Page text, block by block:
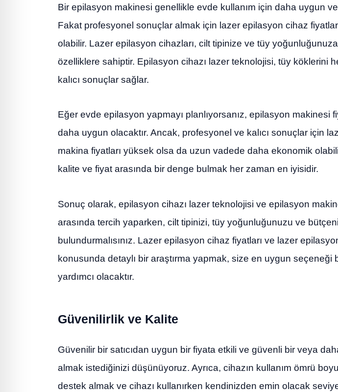
Bir epilasyon makinesi genellikle evde kullanım için daha uygun
Fakat profesyonel sonuçlar almak için lazer epilasyon cihaz
olabilir. Lazer epilasyon cihazları, cilt tipinize ve tüy
özelliklere sahiptir. Epilasyon cihazı lazer teknolojisi, tüy köklerini
kalıcı sonuçlar sağlar.
Eğer evde epilasyon yapmayı planlıyorsanız, epilasyon makinesi
daha uygun olacaktır. Ancak, profesyonel ve kalıcı sonuçlar için
makina fiyatları yüksek olsa da uzun vadede daha ekonomik
kalite ve fiyat arasında bir denge bulmak her zaman en iyisidir.
Sonuç olarak, epilasyon cihazı lazer teknolojisi ve epilasyon
arasında tercih yaparken, cilt tipinizi, tüy yoğunluğunuzu ve
bulundurmalısınız. Lazer epilasyon cihaz fiyatları ve lazer
konusunda detaylı bir araştırma yapmak, size en uygun seçeneği
yardımcı olacaktır.
Güvenilirlik ve Kalite
Güvenilir bir satıcıdan uygun bir fiyata etkili ve güvenli bir veya
almak istediğinizi düşünüyoruz. Ayrıca, cihazın kullanım ömrü
destek almak ve cihazı kullanırken kendinizden emin olacak